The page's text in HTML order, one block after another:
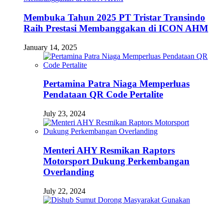
Membuka Tahun 2025 PT Tristar Transindo
Raih Prestasi Membanggakan di ICON AHM
January 14, 2025
Pertamina Patra Niaga Memperluas
Pendataan QR Code Pertalite
July 23, 2024
Menteri AHY Resmikan Raptors
Motorsport Dukung Perkembangan
Overlanding
July 22, 2024